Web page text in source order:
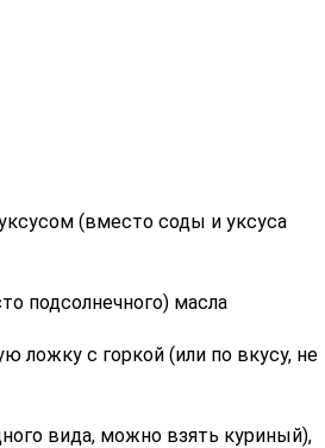
(вместо соды и уксуса
подсолнечного) масла
ложку с горкой (или по вкусу, не
вида, можно взять куриный),